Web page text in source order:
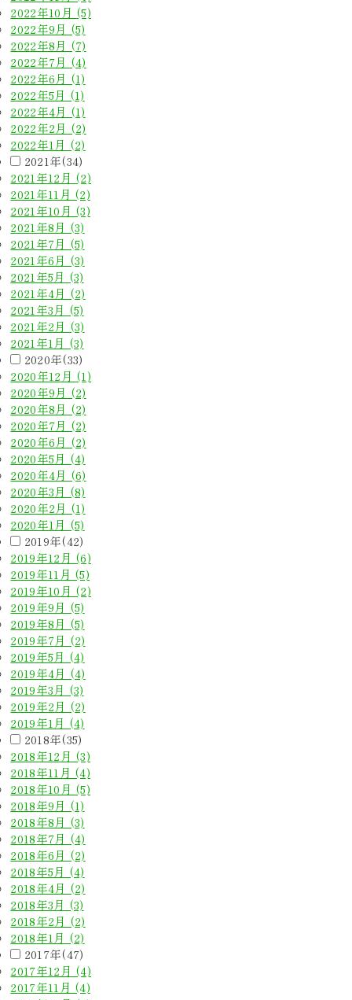
2022年10月 (5)
2022年9月 (5)
2022年8月 (7)
2022年7月 (4)
2022年6月 (1)
2022年5月 (1)
2022年4月 (1)
2022年2月 (2)
2022年1月 (2)
2021年(34)
2021年12月 (2)
2021年11月 (2)
2021年10月 (3)
2021年8月 (3)
2021年7月 (5)
2021年6月 (3)
2021年5月 (3)
2021年4月 (2)
2021年3月 (5)
2021年2月 (3)
2021年1月 (3)
2020年(33)
2020年12月 (1)
2020年9月 (2)
2020年8月 (2)
2020年7月 (2)
2020年6月 (2)
2020年5月 (4)
2020年4月 (6)
2020年3月 (8)
2020年2月 (1)
2020年1月 (5)
2019年(42)
2019年12月 (6)
2019年11月 (5)
2019年10月 (2)
2019年9月 (5)
2019年8月 (5)
2019年7月 (2)
2019年5月 (4)
2019年4月 (4)
2019年3月 (3)
2019年2月 (2)
2019年1月 (4)
2018年(35)
2018年12月 (3)
2018年11月 (4)
2018年10月 (5)
2018年9月 (1)
2018年8月 (3)
2018年7月 (4)
2018年6月 (2)
2018年5月 (4)
2018年4月 (2)
2018年3月 (3)
2018年2月 (2)
2018年1月 (2)
2017年(47)
2017年12月 (4)
2017年11月 (4)